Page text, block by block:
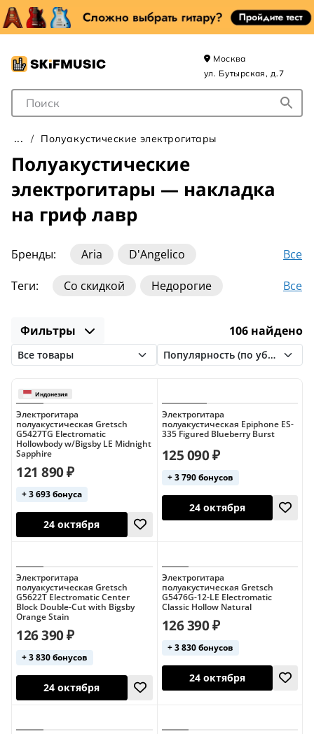
Поле для Поиска
Москва
ул. Бутырская, д.7
Полуакустические электрогитары
Полуакустические
электрогитары — накладка
на гриф лавр
Бренды: Все
Aria
D'Angelico
Danelectro
Dean
Gretsch
Guild
Harmony
Ibanez
Rickenbacker
Squier
Теги: Все
Со скидкой
Недорогие
Для начинающих
Фильтры 106 найдено
Электрогитара
полуакустическая Gretsch
G5427TG Electromatic
Hollowbody w/Bigsby LE Midnight
Sapphire
121 890 ₽
+ 3 693 бонуса
24 октября
Электрогитара
полуакустическая Epiphone ES-
335 Figured Blueberry Burst
125 090 ₽
+ 3 790 бонусов
Электрогитара
полуакустическая Gretsch
G5622T Electromatic Center
Block Double-Cut with Bigsby
Orange Stain
126 390 ₽
+ 3 830 бонусов
Электрогитара
полуакустическая Gretsch
G5476G-12-LE Electromatic
Classic Hollow Natural
126 390 ₽
+ 3 830 бонусов